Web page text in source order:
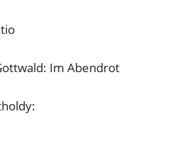
Im Abendrot